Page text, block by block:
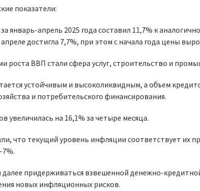
показатели:
январь-апрель 2025 года составил 11,7% к
достигла 7,7%, при этом с начала года цены
роста ВВП стали сфера услуг, строительство и
устойчивым и высоколиквидным, а объем
и потребительского финансирования.
увеличилась на 16,1% за четыре месяца.
что текущий уровень инфляции соответствует их
далее придерживаться взвешенной денежно-
новых инфляционных рисков.